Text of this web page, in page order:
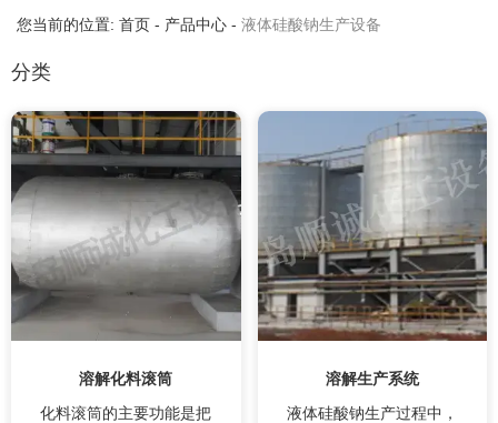
您当前的位置: 首页 - 产品中心 - 液体硅酸钠生产设备
分类
溶解化料滚筒
化料滚筒的主要功能是把
溶解生产系统
液体硅酸钠生产过程中，